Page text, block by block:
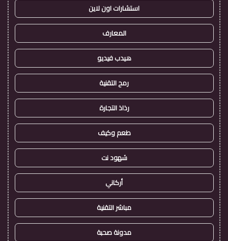
استشارات اون لاين
المعارف
هيدب فيديو
رمح التقنية
رذاذ التجارة
طعم وكيف
شهود نت
أركاني
مباشر التقنية
مدونة صحبة